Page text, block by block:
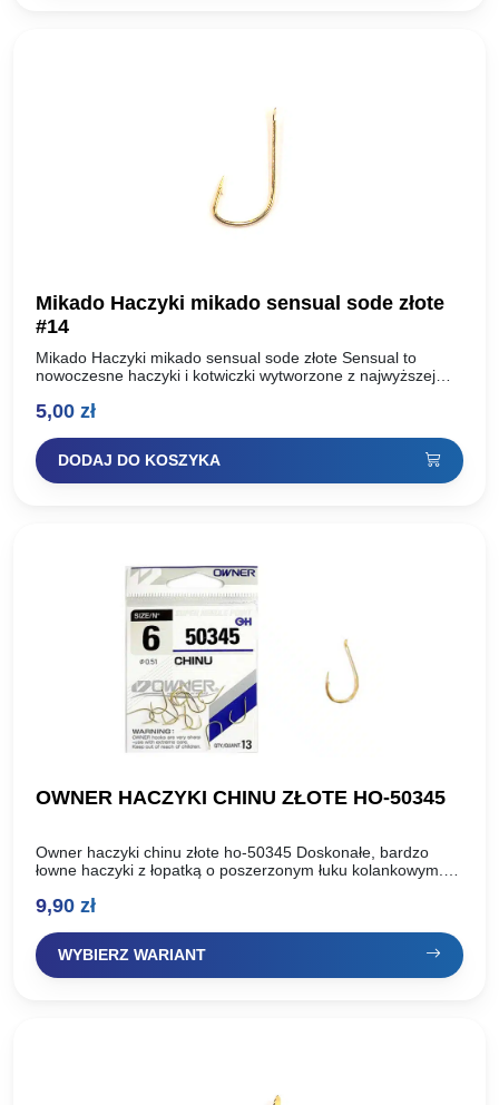
Mikado Haczyki mikado sensual sode złote
#14
Mikado Haczyki mikado sensual sode złote Sensual to
nowoczesne haczyki i kotwiczki wytworzone z najwyższej
dwóch technologii ostrzenia: Mechanicznej…
5,00 zł
DODAJ DO KOSZYKA
OWNER HACZYKI CHINU ZŁOTE HO-50345
Owner haczyki chinu złote ho-50345 Doskonałe, bardzo
łowne haczyki z łopatką o poszerzonym łuku kolankowym.
ciasta i pasty….
9,90 zł
WYBIERZ WARIANT